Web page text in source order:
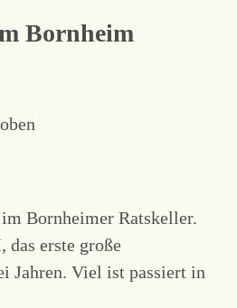
Bornheim
Bornheimer Ratskeller.
das erste große
Jahren. Viel ist passiert in